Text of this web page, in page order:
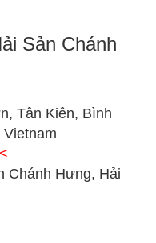
Sản Chánh
Tân Kiên, Bình
Chánh Hưng, Hải